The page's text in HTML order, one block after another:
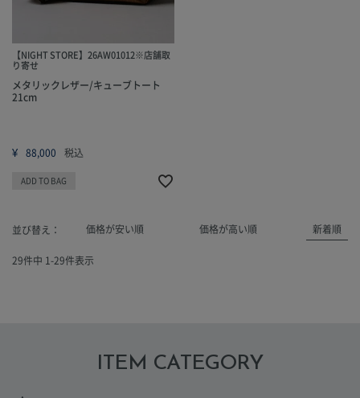
【NIGHT STORE】26AW01012※店舗取
り寄せ
メタリックレザー/キューブトート
21cm
¥ 88,000 税込
ADD TO BAG
並び替え 価格が安い順 価格が高い順 新着順
29件中 1-29件表示
ITEM CATEGORY